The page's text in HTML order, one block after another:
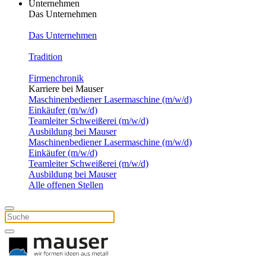
Unternehmen
Das Unternehmen
Das Unternehmen
Tradition
Firmenchronik
Karriere bei Mauser
Maschinenbediener Lasermaschine (m/w/d)
Einkäufer (m/w/d)
Teamleiter Schweißerei (m/w/d)
Ausbildung bei Mauser
Maschinenbediener Lasermaschine (m/w/d)
Einkäufer (m/w/d)
Teamleiter Schweißerei (m/w/d)
Ausbildung bei Mauser
Alle offenen Stellen